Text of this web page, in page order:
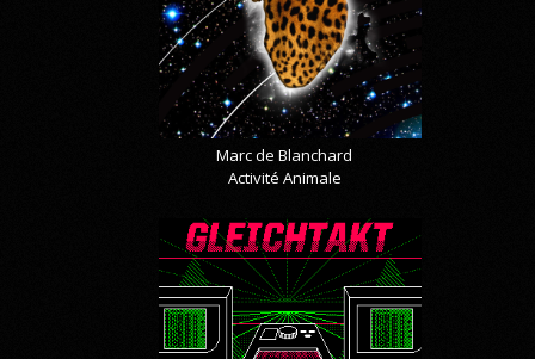
Marc de Blanchard
Activité Animale